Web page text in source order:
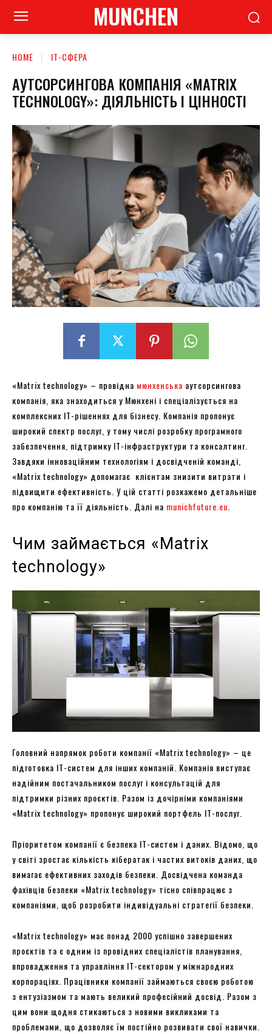
MUNCHEN
HOME ІТ-СФЕРА
АУТСОРСИНГОВА КОМПАНІЯ «MATRIX
TECHNOLOGY»: ДІЯЛЬНІСТЬ І ЦІННОСТІ
«Matrix technology» – провідна мюнхенська аутсорсингова
компанія, яка знаходиться у Мюнхені і спеціалізується на
комплексних IT-рішеннях для бізнесу. Компанія пропонує
широкий спектр послуг, у тому числі розробку програмного
забезпечення, підтримку IT-інфраструктури та консалтинг.
Завдяки інноваційним технологіям і досвідченій команді,
«Matrix technology» допомагає клієнтам знизити витрати і
підвищити ефективність. У цій статті розкажемо детальніше
про компанію та її діяльність. Далі на munichfuture.eu
Чим займається «Matrix
technology»
Головний напрямок роботи компанії «Matrix technology» – це
підготовка IT-систем для інших компаній. Компанія виступає
надійним постачальником послуг і консультацій для
підтримки різних проєктів. Разом із дочірніми компаніями
«Matrix technology» пропонує широкий портфель IT-послуг.
Пріоритетом компанії є безпека IT-систем і даних. Відомо, що
у світі зростає кількість кібератак і частих витоків даних, що
вимагає ефективних заходів безпеки. Досвідчена команда
фахівців безпеки «Matrix technology» тісно співпрацює з
компаніями, щоб розробити індивідуальні стратегії безпеки.
«Matrix technology» має понад 2000 успішно завершених
проєктів та є одним із провідних спеціалістів планування,
впровадження та управління IT-сектором у міжнародних
корпораціях. Працівники компанії займаються своєю роботою
з ентузіазмом та мають великий професійний досвід. Разом з
цим вони щодня стикаються з новими викликами та
проблемами, що дозволяє їм постійно розвивати свої навички.